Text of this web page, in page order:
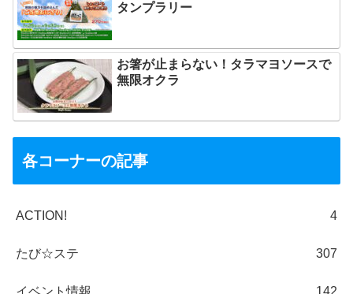
タンプラリー
お箸が止まらない！タラマヨソースで
無限オクラ
各コーナーの記事
ACTION! 4
たび☆ステ 307